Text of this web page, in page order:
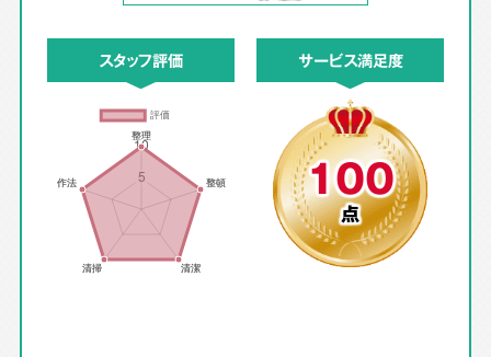
スタッフ評価 サービス満足度
100
点